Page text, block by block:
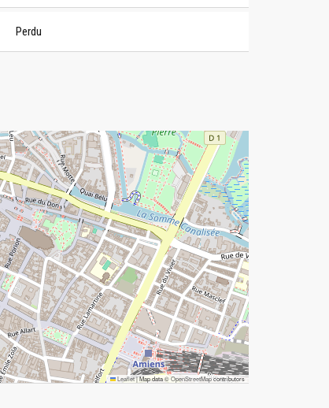
Perdu
Leaflet|Map data ©OpenStreetMapcontributors